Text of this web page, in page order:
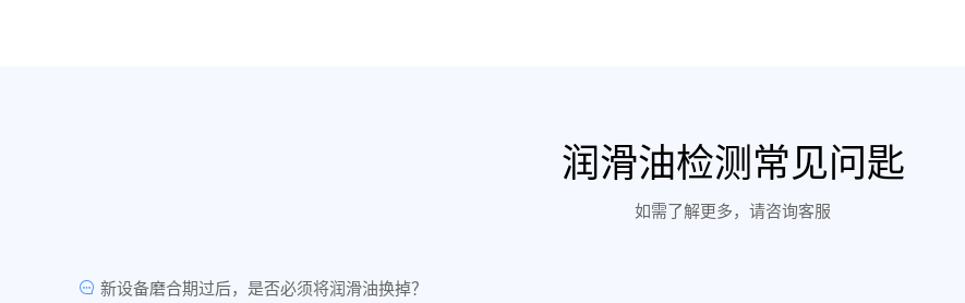
润滑油检测常见问匙
如需了解更多，请咨询客服
新设备磨合期过后，是否必须将润滑油换掉？